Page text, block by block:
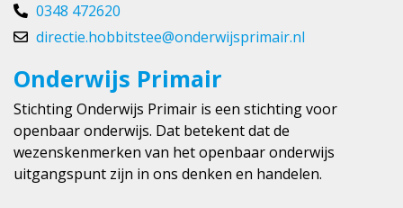
0348 472620
directie.hobbitstee@onderwijsprimair.nl
Onderwijs Primair
Stichting Onderwijs Primair is een stichting voor
openbaar onderwijs. Dat betekent dat de
wezenskenmerken van het openbaar onderwijs
uitgangspunt zijn in ons denken en handelen.